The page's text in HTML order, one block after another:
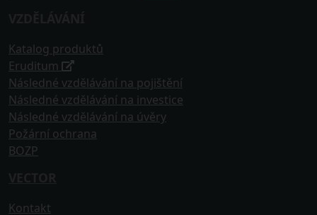
Katalog produktů
Eruditum
Následné vzdělávání na pojištění
Následné vzdělávání na investice
Následné vzdělávání na úvěry
Požární ochrana
BOZP
Kontakt